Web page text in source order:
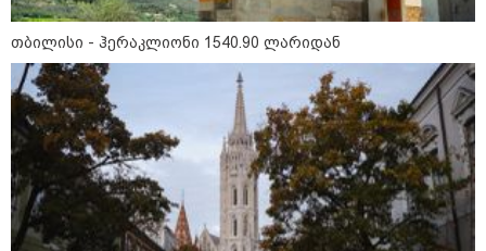
10:58 / 06-08-2026
"დადგება დრო და თქვენი დღევანდელი
"პოსტაობა" საკუთარ თავთან
შეგარცხვენთ... თქვენი შეცდომა არის
დანაშაულის ტოლფასი" - ეკა კუპატაძე
ნანუკა ჟორჟოლიანს
თბილისი - ჰერაკლიონი 1540.90 ლარიდან